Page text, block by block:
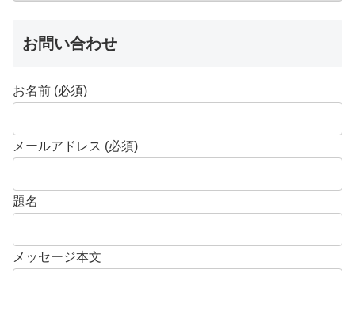
お問い合わせ
お名前 (必須)
メールアドレス (必須)
題名
メッセージ本文